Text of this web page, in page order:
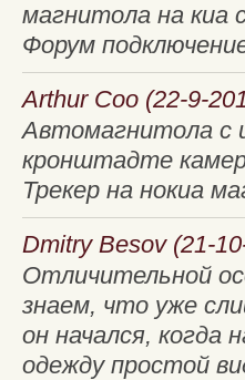
магнитола на киа
Форум
Arthur Coo (22-9-
Автомагнитола с
кронштадте
Трекер на нокиа
Dmitry Besov (21-
Отличительной
знаем, что уже
он начался, когда
одежду простой